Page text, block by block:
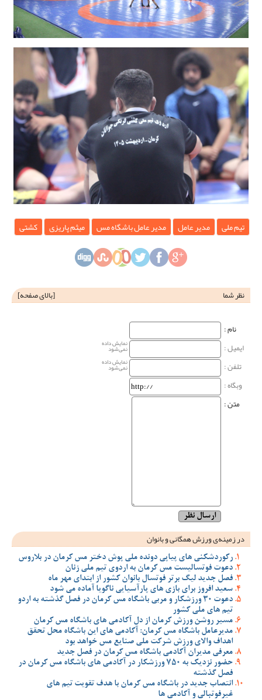
تیم ملی مدیر عامل مدیر عامل باشگاه مس میثم پاریزی کشتی
نظر شما [بالای صفحه]
نام‌ :
ایمیل :
نمایش داده
نمی‌شود
تلفن : نمایش داده
نمی‌شود
وبگاه‌ :
متن :
در زمینه‌ی ورزش همگانی و بانوان
رکوردشکنی های پیاپی دونده ملی پوش دختر مس کرمان در بلاروس
دعوت فوتسالیست مس کرمان به اردوی تیم ملی زنان
فصل جدید لیگ برتر فوتسال بانوان کشور از ابتدای مهر ماه
سعید افروز برای بازی های پارآسیایی ناگویا آماده می شود
دعوت 30 ورزشکار و مربی باشگاه مس کرمان در فصل گذشته به اردو
تیم های ملی کشور
مسیر روشن ورزش کرمان از دل آکادمی های باشگاه مس کرمان
مدیرعامل باشگاه مس کرمان: آکادمی های این باشگاه محل تحقق
اهداف والای ورزش شرکت ملی صنایع مس خواهد بود
معرفی مدیران آکادمی باشگاه مس کرمان در فصل جدید
حضور نزدیک به 750 ورزشکار در آکادمی های باشگاه مس کرمان در
فصل گذشته
انتصاب جدید در باشگاه مس کرمان با هدف تقویت تیم‌ های
غیرفوتبالی و آکادمی‌ ها